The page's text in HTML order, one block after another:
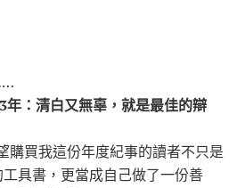
年：清白又無辜，就是最佳的辯
購買我這份年度紀事的讀者不只是
具書，更當成自己做了一份善